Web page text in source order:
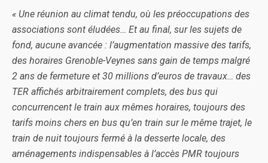
« Une réunion au climat tendu, où les préoccupations des
associations sont éludées… Et au final, sur les sujets de
fond, aucune avancée : l’augmentation massive des tarifs,
des horaires Grenoble-Veynes sans gain de temps malgré
2 ans de fermeture et 30 millions d’euros de travaux… des
TER affichés arbitrairement complets, des bus qui
concurrencent le train aux mêmes horaires, toujours des
tarifs moins chers en bus qu’en train sur le même trajet, le
train de nuit toujours fermé à la desserte locale, des
aménagements indispensables à l’accès PMR toujours